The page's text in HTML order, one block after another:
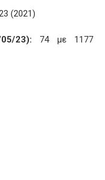
(2021)
23): 74 με 1177